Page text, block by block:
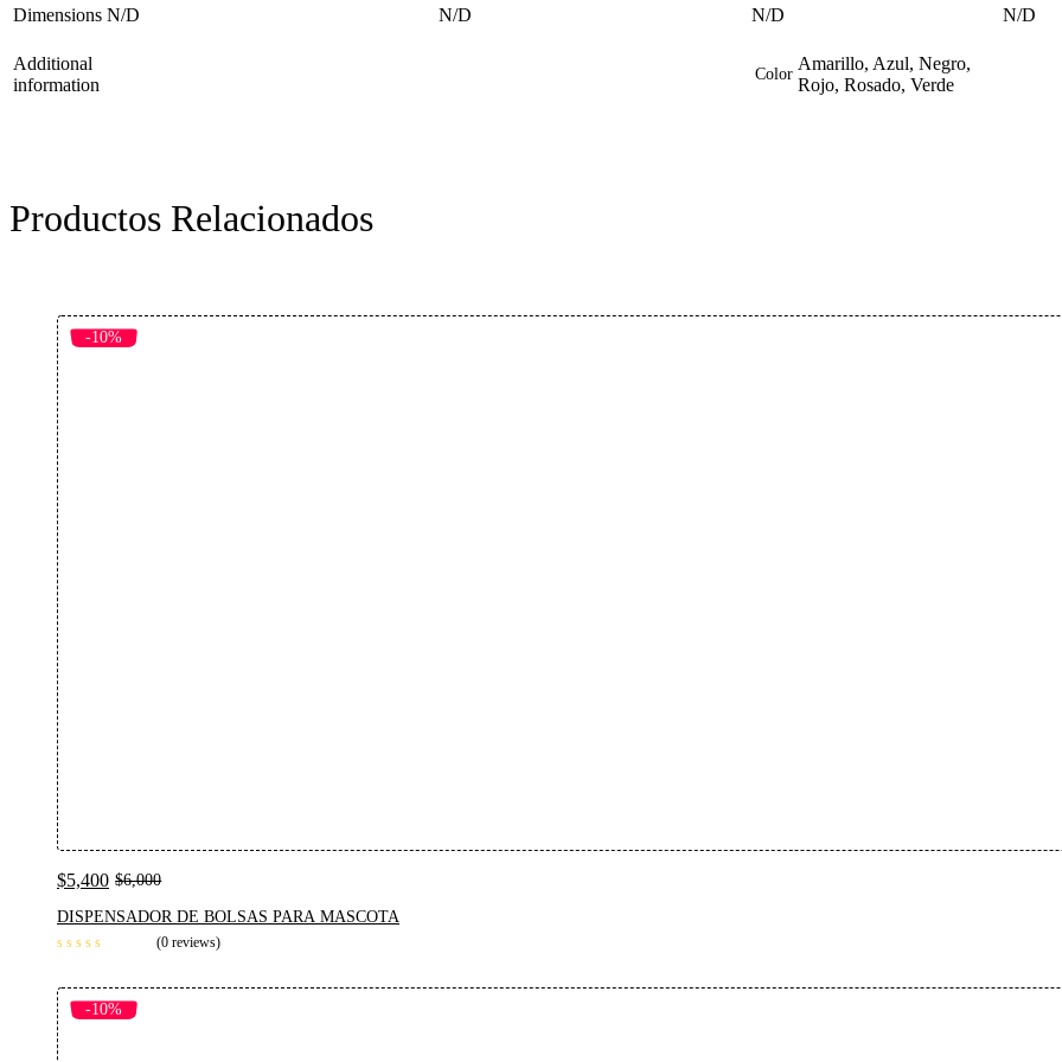
Dimensions N/D N/D N/D N/D
Additional
information
Color
Amarillo, Azul, Negro,
Rojo, Rosado, Verde
Productos Relacionados
-10%
$6,000
$5,400
DISPENSADOR DE BOLSAS PARA MASCOTA
(0 reviews)
-10%